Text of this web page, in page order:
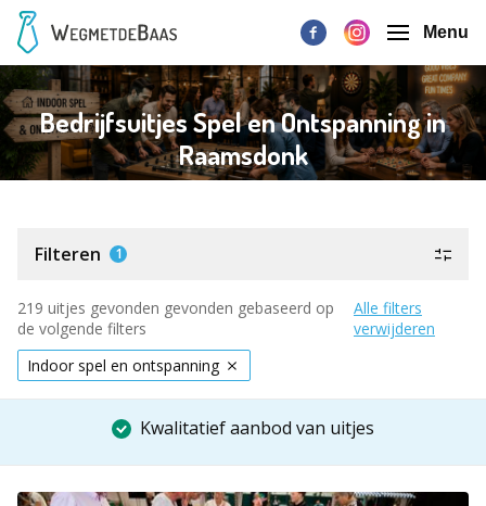
Menu
Bedrijfsuitjes Spel en Ontspanning in
Raamsdonk
Filteren 1
219 uitjes gevonden gevonden gebaseerd op
de volgende filters
Alle filters
verwijderen
Indoor spel en ontspanning
Kwalitatief aanbod van uitjes